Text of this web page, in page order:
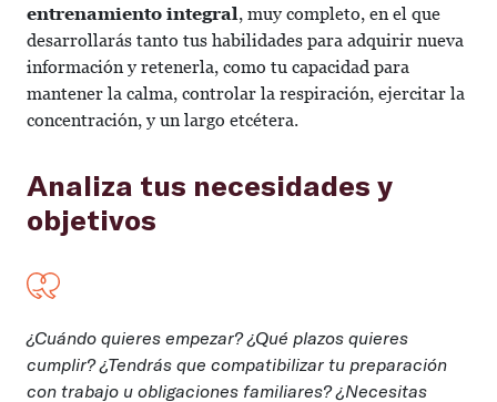
entrenamiento integral, muy completo, en el que
desarrollarás tanto tus habilidades para adquirir nueva
información y retenerla, como tu capacidad para
mantener la calma, controlar la respiración, ejercitar la
concentración, y un largo etcétera.
Analiza tus necesidades y
objetivos
¿Cuándo quieres empezar? ¿Qué plazos quieres
cumplir? ¿Tendrás que compatibilizar tu preparación
con trabajo u obligaciones familiares? ¿Necesitas